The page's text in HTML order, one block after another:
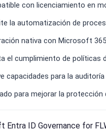
con licenciamiento en
la automatización de
nativa con Microsoft
el cumplimiento de políticas
capacidades para la
para mejorar la
Entra ID Governance for